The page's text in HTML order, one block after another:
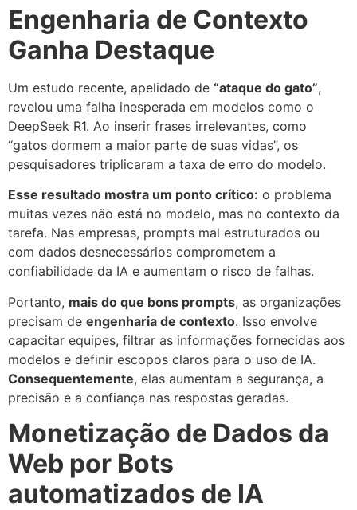
Engenharia de Contexto
Ganha Destaque
Um estudo recente, apelidado de “ataque do gato”,
revelou uma falha inesperada em modelos como o
DeepSeek R1. Ao inserir frases irrelevantes, como
“gatos dormem a maior parte de suas vidas”, os
pesquisadores triplicaram a taxa de erro do modelo.
Esse resultado mostra um ponto crítico: o problema
muitas vezes não está no modelo, mas no contexto da
tarefa. Nas empresas, prompts mal estruturados ou
com dados desnecessários comprometem a
confiabilidade da IA e aumentam o risco de falhas.
Portanto, mais do que bons prompts, as organizações
precisam de engenharia de contexto. Isso envolve
capacitar equipes, filtrar as informações fornecidas aos
modelos e definir escopos claros para o uso de IA.
Consequentemente, elas aumentam a segurança, a
precisão e a confiança nas respostas geradas.
Monetização de Dados da
Web por Bots
automatizados de IA